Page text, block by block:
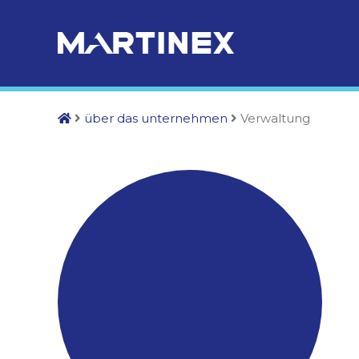
über das unternehmen Verwaltung